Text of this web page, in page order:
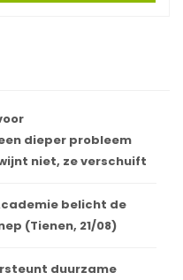
dieper probleem
niet, ze verschuift
belicht de
(Tienen, 21/08)
duurzame